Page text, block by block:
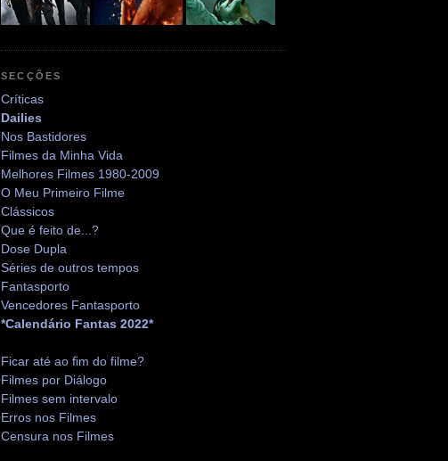
SECÇÕES
Críticas
Dailies
Nos Bastidores
Filmes da Minha Vida
Melhores Filmes 1980-2009
O Meu Primeiro Filme
Clássicos
Que é feito de...?
Dose Dupla
Séries de outros tempos
Fantasporto
Vencedores Fantasporto
*Calendário Fantas 2022*
Ficar até ao fim do filme?
Filmes por Diálogo
Filmes sem intervalo
Erros nos Filmes
Censura nos Filmes